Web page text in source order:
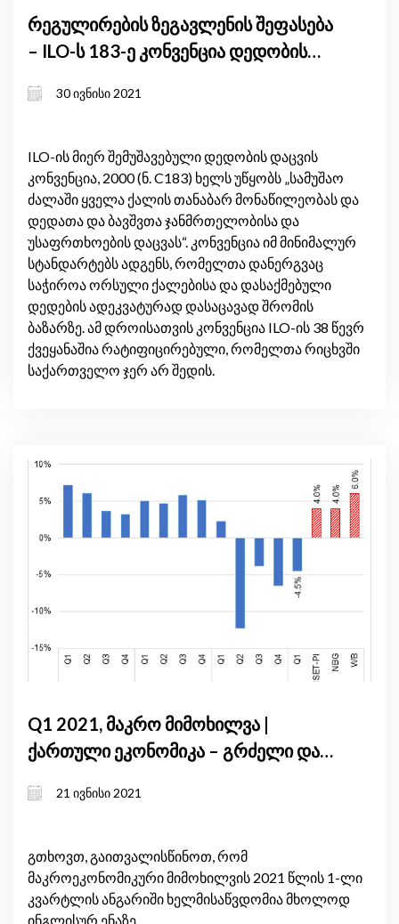
რეგულირების ზეგავლენის შეფასება
– ILO-ს 183-ე კონვენცია დედობის
30 ივნისი 2021
ILO-ის მიერ შემუშავებული დედობის დაცვის
კონვენცია, 2000 (ნ. C183) ხელს უწყობს „სამუშაო
ძალაში ყველა ქალის თანაბარ მონაწილეობას და
დედათა და ბავშვთა ჯანმრთელობისა და
უსაფრთხოების დაცვას“. კონვენცია იმ მინიმალურ
სტანდარტებს ადგენს, რომელთა დანერგვაც
საჭიროა ორსული ქალებისა და დასაქმებული
დედების ადეკვატურად დასაცავად შრომის
ბაზარზე. ამ დროისათვის კონვენცია ILO-ის 38 წევრ
ქვეყანაშია რატიფიცირებული, რომელთა რიცხვში
საქართველო ჯერ არ შედის.
Q1 2021, მაკრო მიმოხილვა |
ქართული ეკონომიკა – გრძელი და
21 ივნისი 2021
გთხოვთ, გაითვალისწინოთ, რომ
მაკროეკონომიკური მიმოხილვის 2021 წლის 1-ლი
კვარტლის ანგარიში ხელმისაწვდომია მხოლოდ
ინგლისურ ენაზე.